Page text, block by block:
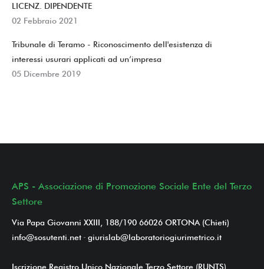
LICENZ. DIPENDENTE
02 Febbraio 2021
Tribunale di Teramo - Riconoscimento dell'esistenza di
interessi usurari applicati ad un’impresa
05 Dicembre 2019
APS - Associazione di Promozione Sociale Ente del Terzo
Settore
Via Papa Giovanni XXIII, 188/190 66026 ORTONA (Chieti)
info@sosutenti.net - giurislab@laboratoriogiurimetrico.it
Iscrizione Registro Unico Nazionale Terzo Settore (RUNTS)